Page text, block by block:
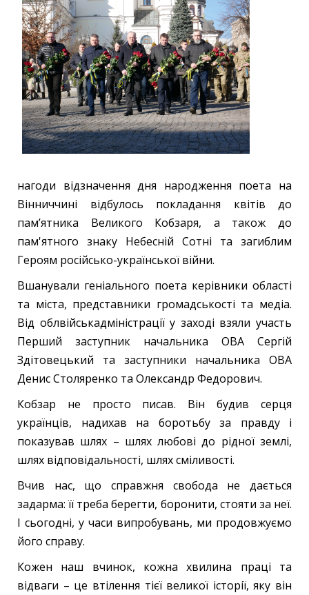
нагоди відзначення дня народження поета на
Вінниччині відбулось покладання квітів до
пам’ятника Великого Кобзаря, а також до
пам'ятного знаку Небесній Сотні та загиблим
Героям російсько-української війни.
Вшанували геніального поета керівники області
та міста, представники громадськості та медіа.
Від облвійськадміністрації у заході взяли участь
Перший заступник начальника ОВА Сергій
Здітовецький та заступники начальника ОВА
Денис Столяренко та Олександр Федорович.
Кобзар не просто писав. Він будив серця
українців, надихав на боротьбу за правду і
показував шлях – шлях любові до рідної землі,
шлях відповідальності, шлях сміливості.
Вчив нас, що справжня свобода не дається
задарма: її треба берегти, боронити, стояти за неї.
І сьогодні, у часи випробувань, ми продовжуємо
його справу.
Кожен наш вчинок, кожна хвилина праці та
відваги – це втілення тієї великої історії, яку він